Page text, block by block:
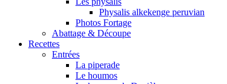
Physalis alkekenge peruvian
Photos Fortage
Abattage & Découpe
Recettes
Entrées
La piperade
Le houmos